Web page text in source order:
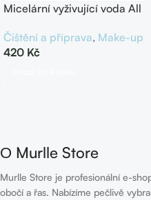
Micelární vyživující voda All
Čištění a příprava, Make-up
420 Kč
О Murlle Store
Murlle Store je profesionální e-
obočí a řas. Nabízíme pečlivě